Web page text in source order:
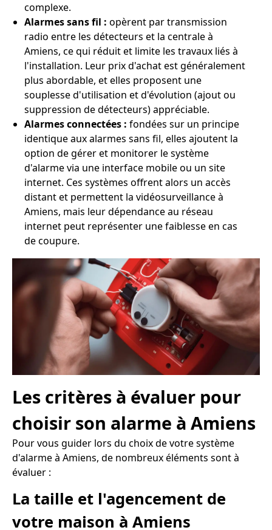
complexe.
Alarmes sans fil : opèrent par transmission
radio entre les détecteurs et la centrale à
Amiens, ce qui réduit et limite les travaux liés à
l'installation. Leur prix d'achat est généralement
plus abordable, et elles proposent une
souplesse d'utilisation et d'évolution (ajout ou
suppression de détecteurs) appréciable.
Alarmes connectées : fondées sur un principe
identique aux alarmes sans fil, elles ajoutent la
option de gérer et monitorer le système
d'alarme via une interface mobile ou un site
internet. Ces systèmes offrent alors un accès
distant et permettent la vidéosurveillance à
Amiens, mais leur dépendance au réseau
internet peut représenter une faiblesse en cas
de coupure.
Les critères à évaluer pour
choisir son alarme à Amiens
Pour vous guider lors du choix de votre système
d'alarme à Amiens, de nombreux éléments sont à
évaluer :
La taille et l'agencement de
votre maison à Amiens